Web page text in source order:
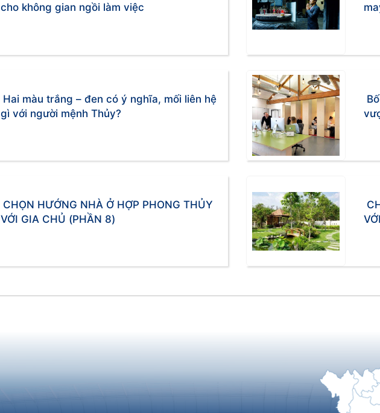
cho không gian ngồi làm việc
Hai màu trắng – đen có ý nghĩa, mối liên hệ
gì với người mệnh Thủy?
CHỌN HƯỚNG NHÀ Ở HỢP PHONG THỦY
VỚI GIA CHỦ (PHẦN 8)